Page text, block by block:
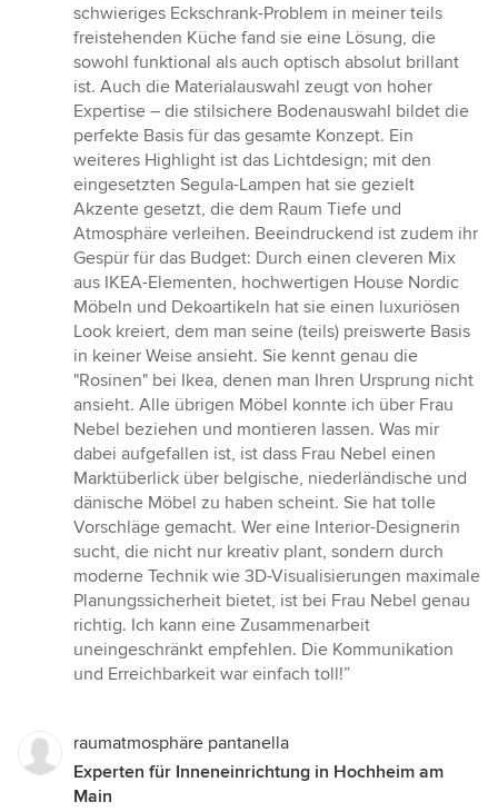
schwieriges Eckschrank-Problem in meiner teils
freistehenden Küche fand sie eine Lösung, die
sowohl funktional als auch optisch absolut brillant
ist. Auch die Materialauswahl zeugt von hoher
Expertise – die stilsichere Bodenauswahl bildet die
perfekte Basis für das gesamte Konzept. Ein
weiteres Highlight ist das Lichtdesign; mit den
eingesetzten Segula-Lampen hat sie gezielt
Akzente gesetzt, die dem Raum Tiefe und
Atmosphäre verleihen. Beeindruckend ist zudem ihr
Gespür für das Budget: Durch einen cleveren Mix
aus IKEA-Elementen, hochwertigen House Nordic
Möbeln und Dekoartikeln hat sie einen luxuriösen
Look kreiert, dem man seine (teils) preiswerte Basis
in keiner Weise ansieht. Sie kennt genau die
"Rosinen" bei Ikea, denen man Ihren Ursprung nicht
ansieht. Alle übrigen Möbel konnte ich über Frau
Nebel beziehen und montieren lassen. Was mir
dabei aufgefallen ist, ist dass Frau Nebel einen
Marktüberlick über belgische, niederländische und
dänische Möbel zu haben scheint. Sie hat tolle
Vorschläge gemacht. Wer eine Interior-Designerin
sucht, die nicht nur kreativ plant, sondern durch
moderne Technik wie 3D-Visualisierungen maximale
Planungssicherheit bietet, ist bei Frau Nebel genau
richtig. Ich kann eine Zusammenarbeit
uneingeschränkt empfehlen. Die Kommunikation
und Erreichbarkeit war einfach toll!”
raumatmosphäre pantanella
Experten für Inneneinrichtung in Hochheim am
Main